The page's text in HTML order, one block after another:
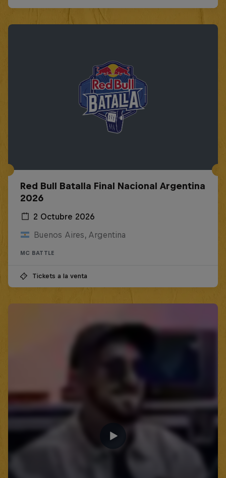
Red Bull Batalla Final Nacional Argentina
2026
2 Octubre 2026
Buenos Aires, Argentina
MC BATTLE
Tickets a la venta